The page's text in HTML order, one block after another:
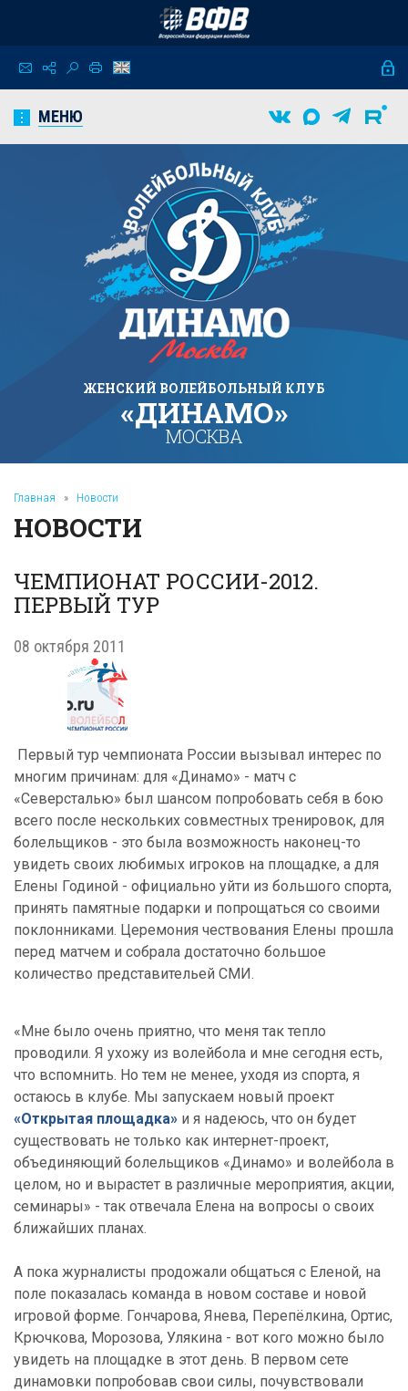
МЕНЮ
ЖЕНСКИЙ ВОЛЕЙБОЛЬНЫЙ КЛУБ
«ДИНАМО»
МОСКВА
Главная » Новости
НОВОСТИ
ЧЕМПИОНАТ РОССИИ-2012.
ПЕРВЫЙ ТУР
08 октября 2011
Первый тур чемпионата России вызывал интерес по
многим причинам: для «Динамо» - матч с
«Северсталью» был шансом попробовать себя в бою
всего после нескольких совместных тренировок, для
болельщиков - это была возможность наконец-то
увидеть своих любимых игроков на площадке, а для
Елены Годиной - официально уйти из большого спорта,
принять памятные подарки и попрощаться со своими
поклонниками. Церемония чествования Елены прошла
перед матчем и собрала достаточно большое
количество представительей СМИ.
«Мне было очень приятно, что меня так тепло
проводили. Я ухожу из волейбола и мне сегодня есть,
что вспомнить. Но тем не менее, уходя из спорта, я
остаюсь в клубе. Мы запускаем новый проект
«Открытая площадка» и я надеюсь, что он будет
существовать не только как интернет-проект,
объединяющий болельщиков «Динамо» и волейбола в
целом, но и вырастет в различные мероприятия, акции,
семинары» - так отвечала Елена на вопросы о своих
ближайших планах.
А пока журналисты продожали общаться с Еленой, на
поле показалась команда в новом составе и новой
игровой форме. Гончарова, Янева, Перепёлкина, Ортис,
Крючкова, Морозова, Улякина - вот кого можно было
увидеть на площадке в этот день. В первом сете
динамовки попробовав свои силы, почувствовали